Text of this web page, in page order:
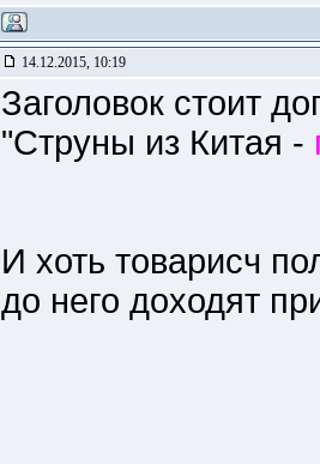
14.12.2015, 10:19
Заголовок стоит
"Струны из Китая -
И хоть товарисч
до него доходят